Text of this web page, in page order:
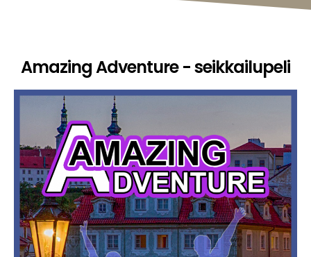
Amazing Adventure - seikkailupeli